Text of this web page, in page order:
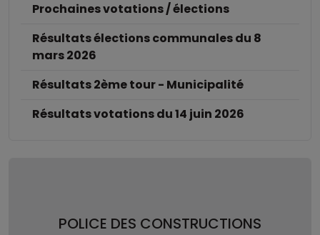
Prochaines votations / élections
Résultats élections communales du 8
mars 2026
Résultats 2ème tour - Municipalité
Résultats votations du 14 juin 2026
POLICE DES CONSTRUCTIONS